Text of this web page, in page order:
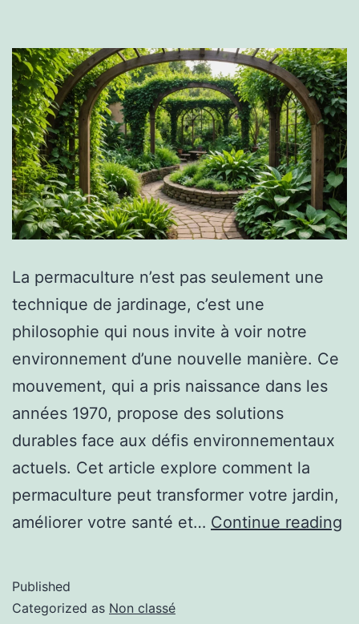
La permaculture n’est pas seulement une
technique de jardinage, c’est une
philosophie qui nous invite à voir notre
environnement d’une nouvelle manière. Ce
mouvement, qui a pris naissance dans les
années 1970, propose des solutions
durables face aux défis environnementaux
actuels. Cet article explore comment la
permaculture peut transformer votre jardin,
améliorer votre santé et… Continue reading
Published
Categorized as Non classé